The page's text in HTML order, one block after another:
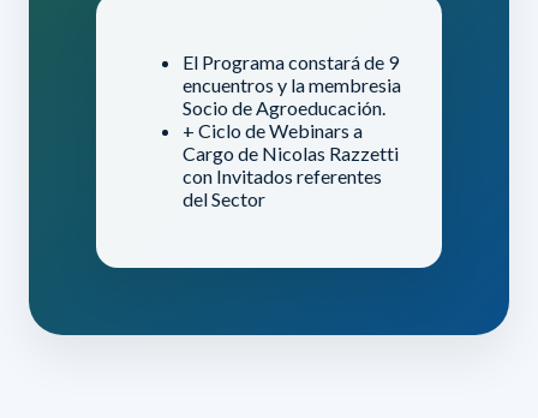
El Programa constará de 9
encuentros y la membresia
Socio de Agroeducación.
+ Ciclo de Webinars a
Cargo de Nicolas Razzetti
con Invitados referentes
del Sector